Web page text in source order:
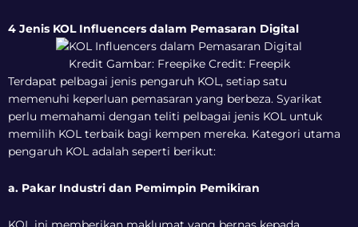
4 Jenis KOL Influencers dalam Pemasaran Digital
Kredit Gambar: Freepike Credit: Freepik
Terdapat pelbagai jenis pengaruh KOL, setiap satu
memenuhi keperluan pemasaran yang berbeza. Syarikat
perlu memahami dengan teliti pelbagai jenis KOL untuk
memilih KOL terbaik bagi kempen mereka. Kategori utama
pengaruh KOL adalah seperti berikut:
a. Pakar Industri dan Pemimpin Pemikiran